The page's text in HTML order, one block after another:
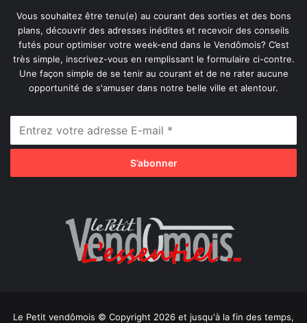
Vous souhaitez être tenu(e) au courant des sorties et des bons
plans, découvrir des adresses inédites et recevoir des conseils
futés pour optimiser votre week-end dans le Vendômois? C’est
très simple, inscrivez-vous en remplissant le formulaire ci-contre.
Une façon simple de se tenir au courant et de ne rater aucune
opportunité de s'amuser dans notre belle ville et alentour.
Le Petit vendômois © Copyright 2026 et jusqu'à la fin des temps,